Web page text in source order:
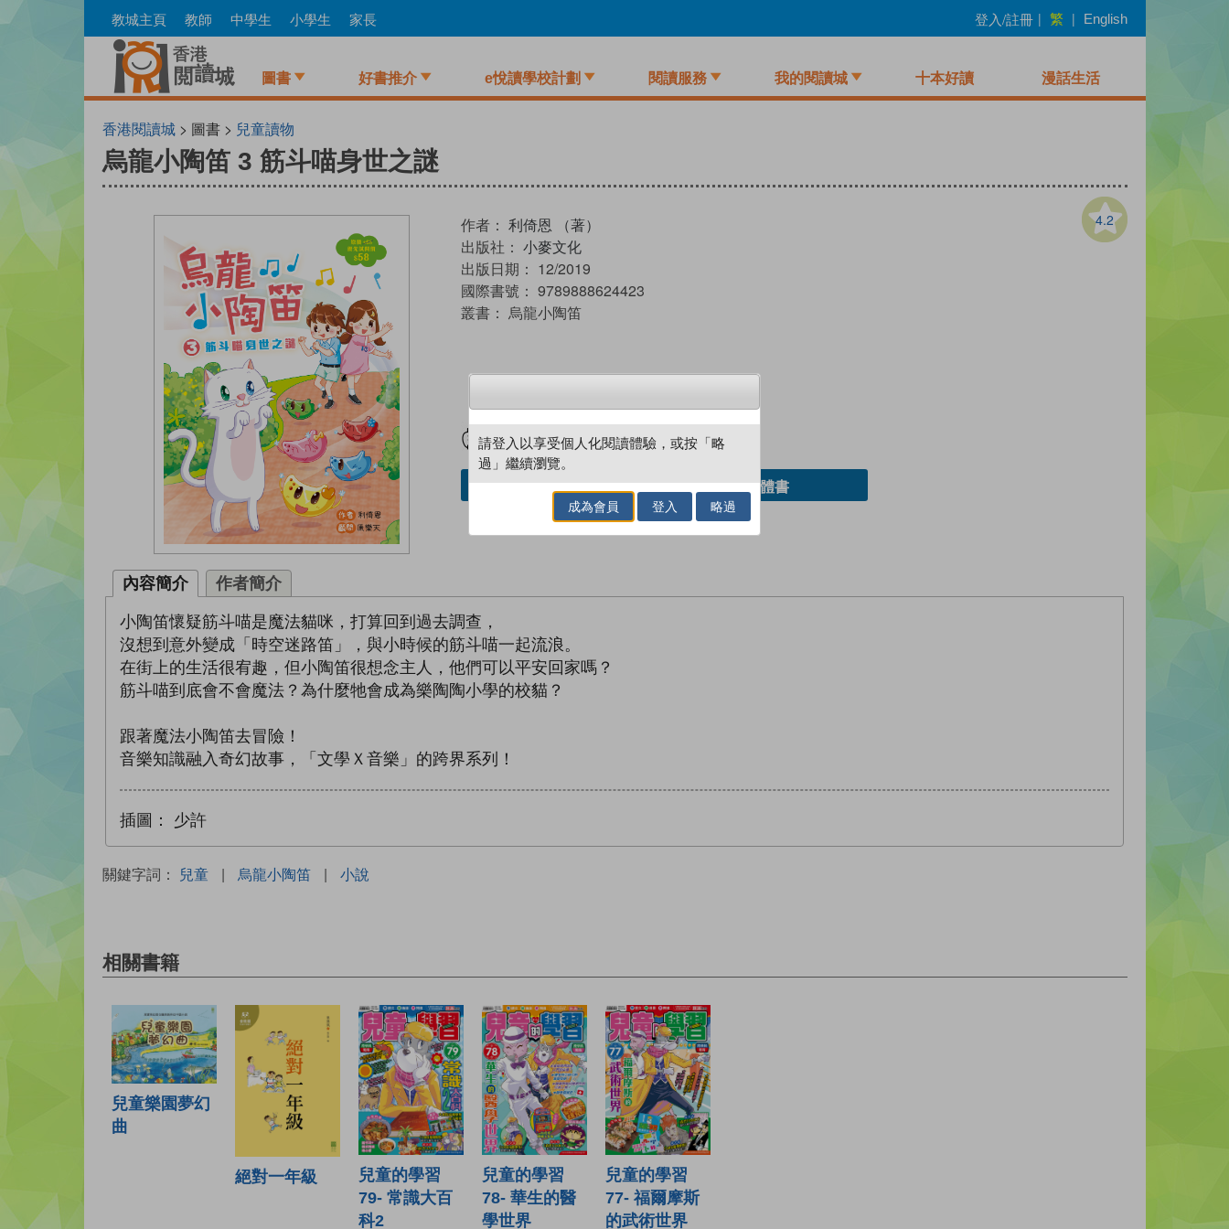
to
教城主頁 教師 中學生 小學生 家長 登入/註冊 | 繁 | English
圖書 好書推介 e悅讀學校計劃 閱讀服務 我的閱讀城 十本好讀 漫話生活
香港閱讀城> 圖書 > 兒童讀物
烏龍小陶笛 3 筋斗喵身世之謎
4.2
作者： 利倚恩 （著）
出版社： 小麥文化
出版日期： 12/2019
國際書號： 9789888624423
叢書： 烏龍小陶笛
試閲 加入閱讀紀錄
加入／閱讀電子書 借閱實體書
內容簡介 作者簡介
小陶笛懷疑筋斗喵是魔法貓咪，打算回到過去調查，
沒想到意外變成「時空迷路笛」，與小時候的筋斗喵一起流浪。
在街上的生活很宥趣，但小陶笛很想念主人，他們可以平安回家嗎？
筋斗喵到底會不會魔法？為什麼牠會成為樂陶陶小學的校貓？
跟著魔法小陶笛去冒險！
音樂知識融入奇幻故事，「文學Ｘ音樂」的跨界系列！
插圖： 少許
關鍵字詞： 兒童 | 烏龍小陶笛 | 小說
相關書籍
兒童樂園夢幻
曲
絕對一年級
兒童的學習
79- 常識大百
科2
兒童的學習
78- 華生的醫
學世界
兒童的學習
77- 福爾摩斯
的武術世界
請登入以享受個人化閱讀體驗，或按「略
過」繼續瀏覽。
成為會員 登入 略過